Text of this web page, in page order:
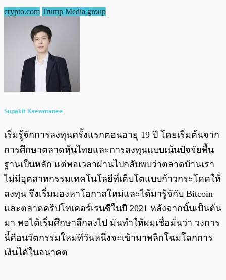
crypto.com Trump Media group
Supakit Kaewmanee
เริ่มรู้จักการลงทุนครั้งแรกตอนอายุ 19 ปี โดยเริ่มต้นจาก
การศึกษาตลาดหุ้นไทยและการลงทุนแบบเน้นปัจจัยพื้น
ฐานเป็นหลัก แต่พอเวลาผ่านไปกลับพบว่าตลาดบ้านเรา
ไม่มีอุตสาหกรรมเทคโนโลยีที่เติบโตแบบก้าวกระโดดให้
ลงทุน จึงเริ่มมองหาโอกาสใหม่และได้มารู้จักับ Bitcoin
และตลาดคริปโทเคอร์เรนซีในปี 2021 หลังจากนั้นเป็นต้น
มา พอได้เริ่มศึกษาลึกลงไป มันทำให้ผมเชื่อมั่นว่า วงการ
นี้คือนวัตกรรมใหม่ที่วันหนึ่งจะเข้ามาพลิกโฉมโลกการ
เงินได้ในอนาคต